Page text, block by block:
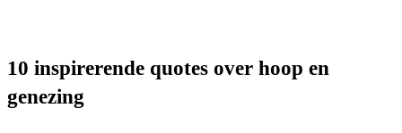
10 inspirerende quotes over hoop en
genezing